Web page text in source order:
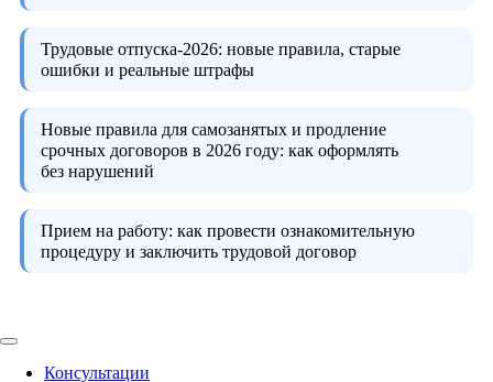
Трудовые отпуска-2026: новые правила, старые
ошибки и реальные штрафы
Новые правила для самозанятых и продление
срочных договоров в 2026 году: как оформлять
без нарушений
Прием на работу: как провести ознакомительную
процедуру и заключить трудовой договор
Консультации